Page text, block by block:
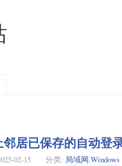
居已保存的自动登
02-15 分类: 局域网,Windows